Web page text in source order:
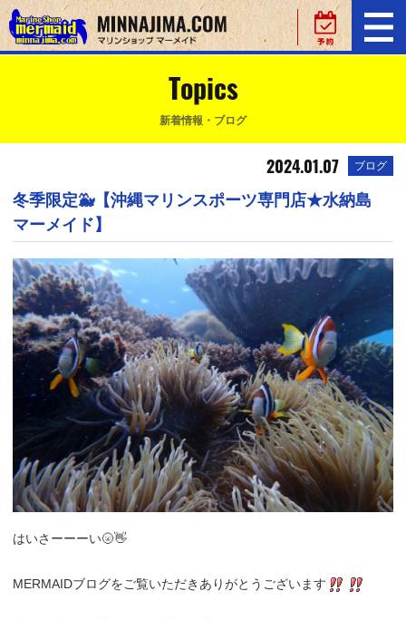
Topics
新着情報・ブログ
2024.01.07 ブログ
冬季限定🐳【沖縄マリンスポーツ専門店★水納島
マーメイド】
はいさーーーい🌝👋
MERMAIDブログをご覧いただきありがとうございます